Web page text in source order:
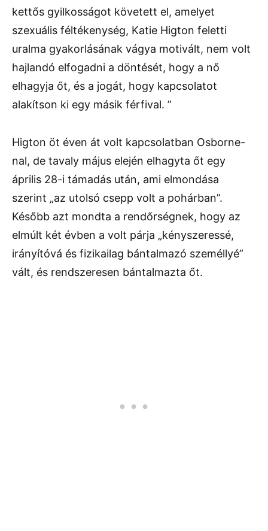
kettős gyilkosságot követett el, amelyet
szexuális féltékenység, Katie Higton feletti
uralma gyakorlásának vágya motivált, nem volt
hajlandó elfogadni a döntését, hogy a nő
elhagyja őt, és a jogát, hogy kapcsolatot
alakítson ki egy másik férfival. ”
Higton öt éven át volt kapcsolatban Osborne-
nal, de tavaly május elején elhagyta őt egy
április 28-i támadás után, ami elmondása
szerint „az utolsó csepp volt a pohárban”.
Később azt mondta a rendőrségnek, hogy az
elmúlt két évben a volt párja „kényszeressé,
irányítóvá és fizikailag bántalmazó személlyé”
vált, és rendszeresen bántalmazta őt.